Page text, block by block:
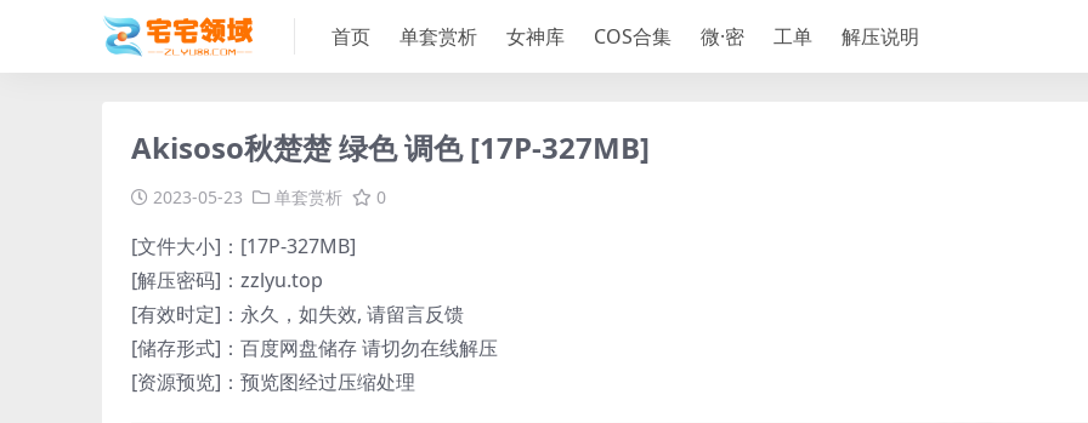
首页 单套赏析 女神库 COS合集 微·密 工单 解压说明
Akisoso秋楚楚 绿色 调色 [17P-327MB]
2023-05-23 单套赏析 0
[文件大小]：[17P-327MB]
[解压密码]：zzlyu.top
[有效时定]：永久，如失效, 请留言反馈
[储存形式]：百度网盘储存 请切勿在线解压
[资源预览]：预览图经过压缩处理